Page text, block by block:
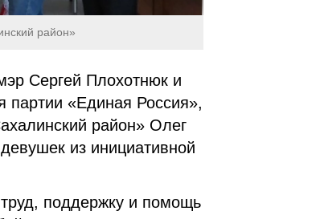
район»
Сергей Плохотнюк и
партии «Единая Россия»,
район» Олег
из инициативной
поддержку и помощь